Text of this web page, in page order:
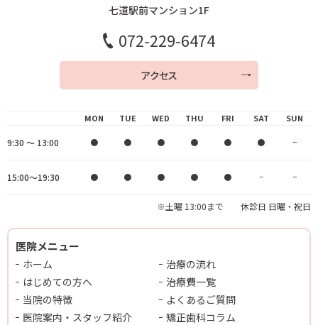
七道駅前マンション1F
072-229-6474
アクセス
MON TUE WED THU FRI SAT SUN
※土曜 13:00まで 休診日 日曜・祝日
9:30 ～ 13:00 ● ● ● ● ● ● −
15:00～19:30 ● ● ● ● ● − −
医院メニュー
ホーム
はじめての方へ
当院の特徴
医院案内・スタッフ紹介
治療の流れ
治療費一覧
よくあるご質問
矯正歯科コラム